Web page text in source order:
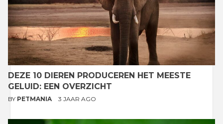
DEZE 10 DIEREN PRODUCEREN HET MEESTE
GELUID: EEN OVERZICHT
BY PETMANIA 3 JAAR AGO